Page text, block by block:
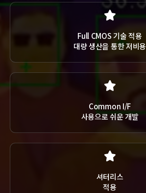
Full CMOS 기술 적용
대량 생산을 통한 저비용
Common I/F
사용으로 쉬운 개발
셔터리스
적용